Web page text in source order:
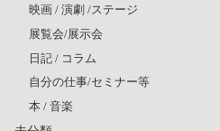
映画 / 演劇 /ステージ
展覧会/展示会
日記 / コラム
自分の仕事/セミナー等
本 / 音楽